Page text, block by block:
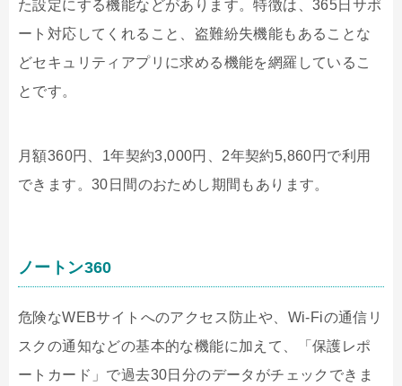
た設定にする機能などがあります。特徴は、 365日サポ
ート対応してくれること、盗難紛失機能もあることな
どセキュリティアプリに求める機能を網羅しているこ
とです。
月額360円、 1年契約3,000円、 2年契約5,860 円で利用
できます。 30 日間のおためし期間もあります。
ノートン360
危険なWEBサイトへのアクセス防止や、 Wi-Fiの通信リ
スクの通知などの基本的な機能に加えて、「保護レポ
ートカード」で過去30日分のデータがチェックできま